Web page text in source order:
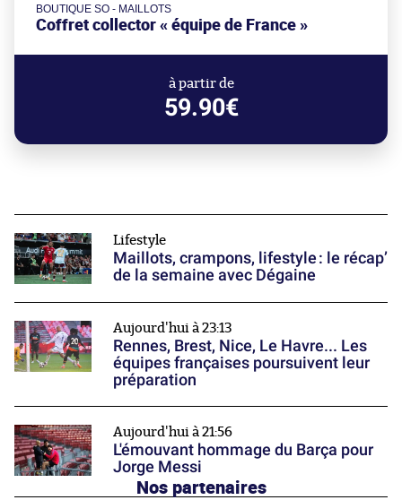
BOUTIQUE SO - MAILLOTS
Coffret collector « équipe de France »
à partir de
59.90€
Lifestyle
Maillots, crampons, lifestyle : le récap’
de la semaine avec Dégaine
Aujourd'hui à 23:13
Rennes, Brest, Nice, Le Havre... Les
équipes françaises poursuivent leur
préparation
Aujourd'hui à 21:56
L'émouvant hommage du Barça pour
Jorge Messi
Nos partenaires